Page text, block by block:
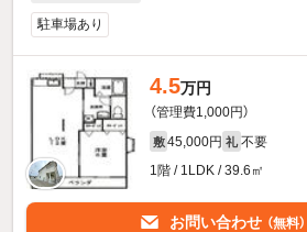
駐車場あり
4.5万円
（管理費1,000円）
敷 45,000円 礼 不要
1階 / 1LDK / 39.6㎡
お問い合わせ （無料）